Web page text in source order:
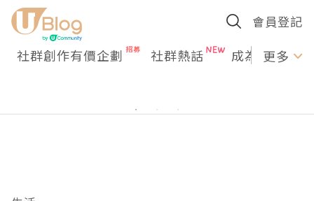
會員登記
社群創作有價企劃 社群熱話 成為U更多